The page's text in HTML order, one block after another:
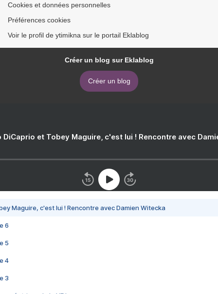
Cookies et données personnelles
Préférences cookies
Voir le profil de ytimikna sur le portail Eklablog
Créer un blog sur Eklablog
Créer un blog
DiCaprio et Tobey Maguire, c'est lui ! Rencontre avec
Maguire, c'est lui ! Rencontre avec Damien Witecka
6
5
4
3